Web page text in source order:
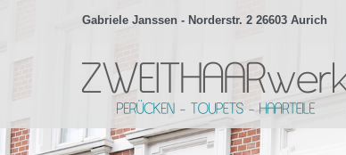
Gabriele Janssen - Norderstr. 2 26603 Aurich